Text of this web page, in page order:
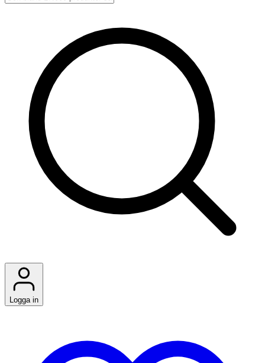
Logga in